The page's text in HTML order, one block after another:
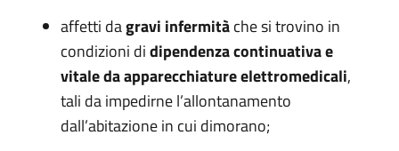
affetti dagravi infermitàche si trovino in
condizioni didipendenza continuativa e
vitale da apparecchiature elettromedicali,
tali da impedirne l’allontanamento
dall’abitazione in cui dimorano;